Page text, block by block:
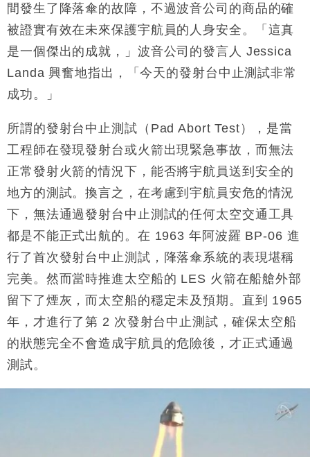
15:11
財經｜韓股反覆波動收跌 連挫7周創逾3年最長跌勢
13:44
財經｜內地7月美元計價出口增近24%勝預期 貿易順
差達1125億美元
財經｜日本春季三度入市撐日圓 4月單日斥6.28萬億
日圓干預創新高
張
15:59
財經｜SA售股自救後再出手 斥4億美元押注未上市公
司
間發生了降落傘的故障，不過波音公司的商品的確
被證實有效在未來保護宇航員的人身安全。「這真
是一個傑出的成就，」波音公司的發言人 Jessica
Landa 興奮地指出，「今天的發射台中止測試非常
成功。」
所謂的發射台中止測試（Pad Abort Test），是當
工程師在發現發射台或火箭出現緊急事故，而無法
正常發射火箭的情況下，能否將宇航員送到安全的
地方的測試。換言之，在考慮到宇航員安危的情況
下，無法通過發射台中止測試的任何太空交通工具
都是不能正式出航的。在 1963 年阿波羅 BP-06 進
行了首次發射台中止測試，䧏落傘系統的表現堪稱
完美。然而當時推進太空船的 LES 火箭在船艙外部
留下了煙灰，而太空船的穩定未及預期。直到 1965
年，才進行了第 2 次發射台中止測試，確保太空船
的狀態完全不會造成宇航員的危險後，才正式通過
測試。